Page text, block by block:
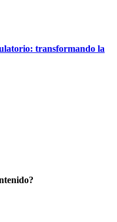
transformando la